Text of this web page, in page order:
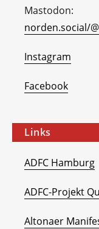
Mastodon:
norden.social/
Instagram
Facebook
Links
ADFC Hamburg
ADFC-Projekt
Altonaer